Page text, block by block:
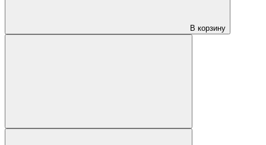
В корзину